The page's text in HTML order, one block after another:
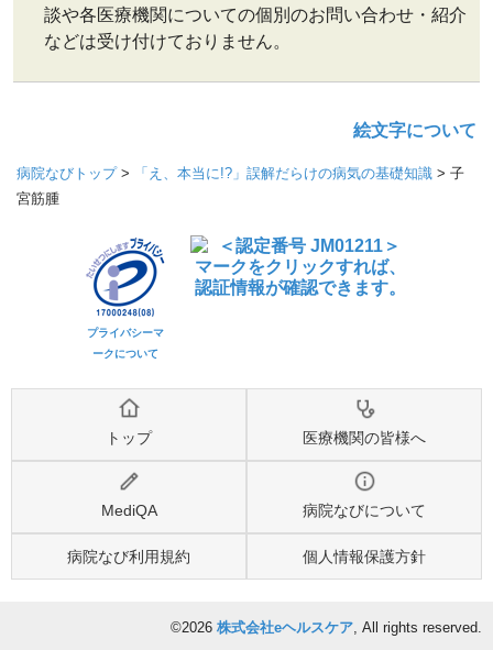
談や各医療機関についての個別のお問い合わせ・紹介
などは受け付けておりません。
絵文字について
病院なびトップ> 「え、本当に!?」誤解だらけの病気の基礎知識 > 子
宮筋腫
プライバシーマ
ークについて
トップ 医療機関の皆様へ
MediQA 病院なびについて
病院なび利用規約 個人情報保護方針
©2026 株式会社eヘルスケア, All rights reserved.